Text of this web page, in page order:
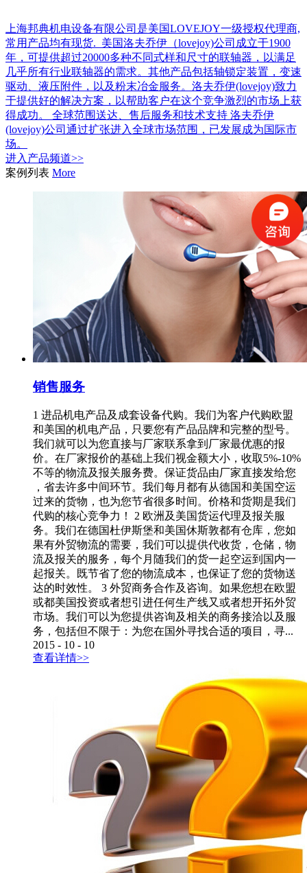
上海邦典机电设备有限公司是美国LOVEJOY一级授权代理商,
常用产品均有现货. 美国洛夫乔伊（lovejoy)公司成立于1900
年，可提供超过20000多种不同式样和尺寸的联轴器，以满足
几乎所有行业联轴器的需求。其他产品包括轴锁定装置，变速
驱动、液压附件，以及粉末冶金服务。洛夫乔伊(lovejoy)致力
于提供好的解决方案，以帮助客户在这个竞争激烈的市场上获
得成功。 全球范围送达、售后服务和技术支持 洛夫乔伊
(lovejoy)公司通过扩张进入全球市场范围，已发展成为国际市
场。
进入 产品频道>>
案例列表 More
销售服务
1 进品机电产品及成套设备代购。我们为客户代购欧盟
和美国的机电产品，只要您有产品品牌和完整的型号。
我们就可以为您直接与厂家联系拿到厂家最优惠的报
价。在厂家报价的基础上我们视金额大小，收取5%-10%
不等的物流及报关服务费。保证货品由厂家直接发给您
，省去许多中间环节。我们每月都有从德国和美国空运
过来的货物，也为您节省很多时间。价格和货期是我们
代购的核心竞争力！ 2 欧洲及美国货运代理及报关服
务。我们在德国杜伊斯堡和美国休斯敦都有仓库，您如
果有外贸物流的需要，我们可以提供代收货，仓储，物
流及报关的服务，每个月随我们的货一起空运到国内一
起报关。既节省了您的物流成本，也保证了您的货物送
达的时效性。 3 外贸商务合作及咨询。如果您想在欧盟
或都美国投资或者想引进任何生产线又或者想开拓外贸
市场。我们可以为您提供咨询及相关的商务接洽以及服
务，包括但不限于：为您在国外寻找合适的项目，寻...
2015 - 10 - 10
查看详情>>